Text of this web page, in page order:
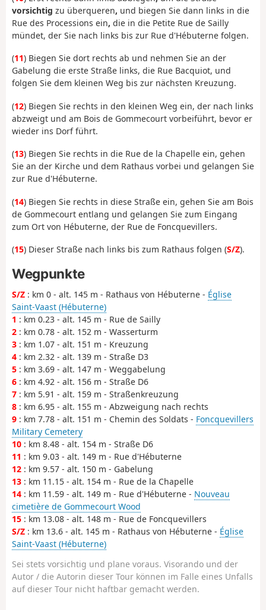
vorsichtig zu überqueren, und biegen Sie dann links in die
Rue des Processions ein, die in die Petite Rue de Sailly
mündet, der Sie nach links bis zur Rue d'Hébuterne folgen.
(11) Biegen Sie dort rechts ab und nehmen Sie an der
Gabelung die erste Straße links, die Rue Bacquiot, und
folgen Sie dem kleinen Weg bis zur nächsten Kreuzung.
(12) Biegen Sie rechts in den kleinen Weg ein, der nach links
abzweigt und am Bois de Gommecourt vorbeiführt, bevor er
wieder ins Dorf führt.
(13) Biegen Sie rechts in die Rue de la Chapelle ein, gehen
Sie an der Kirche und dem Rathaus vorbei und gelangen Sie
zur Rue d'Hébuterne.
(14) Biegen Sie rechts in diese Straße ein, gehen Sie am Bois
de Gommecourt entlang und gelangen Sie zum Eingang
zum Ort von Hébuterne, der Rue de Foncquevillers.
(15) Dieser Straße nach links bis zum Rathaus folgen (S/Z).
Wegpunkte
S/Z : km 0 - alt. 145 m - Rathaus von Hébuterne - Église
Saint-Vaast (Hébuterne)
1 : km 0.23 - alt. 145 m - Rue de Sailly
2 : km 0.78 - alt. 152 m - Wasserturm
3 : km 1.07 - alt. 151 m - Kreuzung
4 : km 2.32 - alt. 139 m - Straße D3
5 : km 3.69 - alt. 147 m - Weggabelung
6 : km 4.92 - alt. 156 m - Straße D6
7 : km 5.91 - alt. 159 m - Straßenkreuzung
8 : km 6.95 - alt. 155 m - Abzweigung nach rechts
9 : km 7.78 - alt. 151 m - Chemin des Soldats - Foncquevillers
Military Cemetery
10 : km 8.48 - alt. 154 m - Straße D6
11 : km 9.03 - alt. 149 m - Rue d'Hébuterne
12 : km 9.57 - alt. 150 m - Gabelung
13 : km 11.15 - alt. 154 m - Rue de la Chapelle
14 : km 11.59 - alt. 149 m - Rue d'Hébuterne - Nouveau
cimetière de Gommecourt Wood
15 : km 13.08 - alt. 148 m - Rue de Foncquevillers
S/Z : km 13.6 - alt. 145 m - Rathaus von Hébuterne - Église
Saint-Vaast (Hébuterne)
Sei stets vorsichtig und plane voraus. Visorando und der
Autor / die Autorin dieser Tour können im Falle eines Unfalls
auf dieser Tour nicht haftbar gemacht werden.